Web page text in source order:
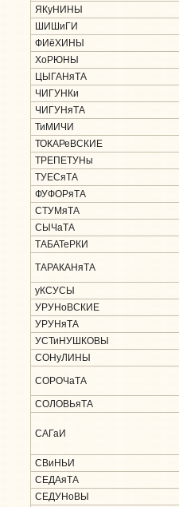
ЯКуНИНЫ
ШИШиГИ
ФИёХИНЫ
ХоРЮНЫ
ЦЫГАНяТА
ЧИГУНКи
ЧИГУНяТА
ТиМИЧИ
ТОКАРеВСКИЕ
ТРЕПЕТУНы
ТУЕСяТА
ФУФОРяТА
СТУМяТА
СЫЧаТА
ТАБАТеРКИ
ТАРАКАНяТА
уКСУСЫ
УРУНоВСКИЕ
УРУНяТА
УСТиНУШКОВЫ
СОНуЛИНЫ
СОРОЧаТА
СОЛОВЬяТА
САГаИ
СВиНЬИ
СЕДАяТА
СЕДУНоВЫ